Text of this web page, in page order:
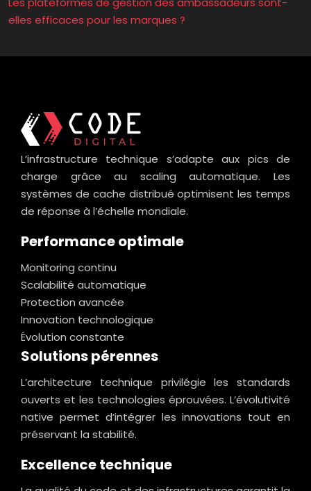
elles efficaces pour les marques ?
L’infrastructure technique s’adapte aux pics de
charge grâce au scaling automatique. Les
systèmes de cache distribué optimisent les temps
de réponse à l’échelle mondiale.
Performance optimale
Monitoring continu
Scalabilité automatique
Protection avancée
Innovation technologique
Évolution constante
Solutions pérennes
L’architecture technique privilégie les standards
ouverts et les technologies éprouvées. L’évolutivité
native permet d’intégrer les innovations tout en
préservant la stabilité.
Excellence technique